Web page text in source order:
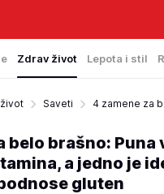
Zdrav život Lepota i stil
Saveti 4 zamene za
belo brašno: Puna
a jedno je
gluten